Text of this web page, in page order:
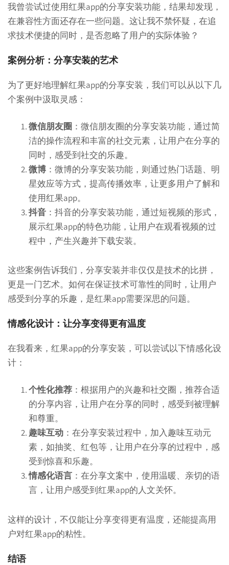
我曾尝试过使用红果app的分享安装功能，结果却发现，
在兼容性方面还存在一些问题。这让我不禁怀疑，在追
求技术便捷的同时，是否忽略了用户的实际体验？
案例分析：分享安装的艺术
为了更好地理解红果app的分享安装，我们可以从以下几
个案例中汲取灵感：
微信朋友圈：微信朋友圈的分享安装功能，通过简
洁的操作流程和丰富的社交元素，让用户在分享的
同时，感受到社交的乐趣。
微博：微博的分享安装功能，则通过热门话题、明
星效应等方式，提高传播效率，让更多用户了解和
使用红果app。
抖音：抖音的分享安装功能，通过短视频的形式，
展示红果app的特色功能，让用户在观看视频的过
程中，产生兴趣并下载安装。
这些案例告诉我们，分享安装并非仅仅是技术的比拼，
更是一门艺术。如何在保证技术可靠性的同时，让用户
感受到分享的乐趣，是红果app需要深思的问题。
情感化设计：让分享变得更有温度
在我看来，红果app的分享安装，可以尝试以下情感化设
计：
个性化推荐：根据用户的兴趣和社交圈，推荐合适
的分享内容，让用户在分享的同时，感受到被理解
和尊重。
趣味互动：在分享安装过程中，加入趣味互动元
素，如抽奖、红包等，让用户在分享的过程中，感
受到惊喜和乐趣。
情感化语言：在分享文案中，使用温暖、亲切的语
言，让用户感受到红果app的人文关怀。
这样的设计，不仅能让分享变得更有温度，还能提高用
户对红果app的粘性。
结语